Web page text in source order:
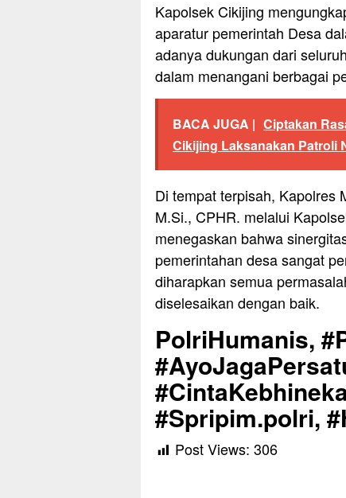
Kapolsek Cikijing
aparatur pemerintah Desa
adanya dukungan dari
dalam menangani berbagai
BACA JUGA | Ciptakan
Cikijing Laksanakan Patroli
Di tempat terpisah, Kapolres
M.Si., CPHR. melalui
menegaskan bahwa
pemerintahan desa sangat
diharapkan semua
diselesaikan dengan baik.
PolriHumanis,
#Spripim.polri,
Post Views: 306